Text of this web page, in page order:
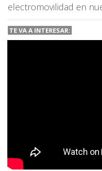
electromovilidad en
TE VA A INTERESAR: